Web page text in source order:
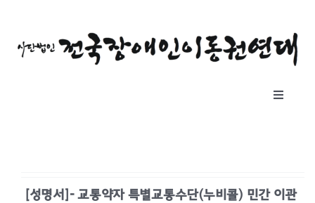
Toggle
[성명서]- 교통약자 특별교통수단(누비콜) 민간 이관